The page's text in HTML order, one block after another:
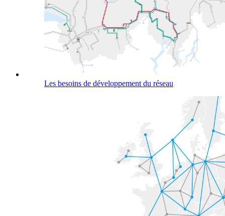
Les besoins de développement du réseau